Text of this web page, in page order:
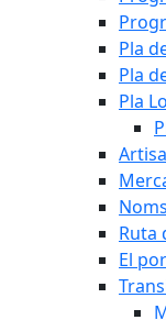
Pla
Pla
Pla
Ruta
El